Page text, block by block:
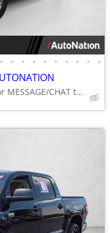
• • • • • • • • • •
Call (866) 360-2521 or MESSAGE/CHAT to confirm availability